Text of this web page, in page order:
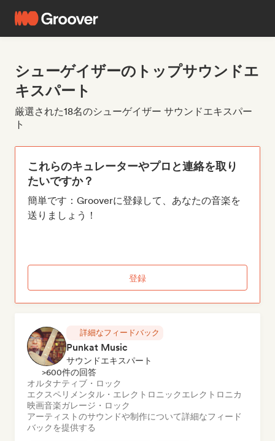
シューゲイザーのトップサウンドエ
キスパート
厳選された18名のシューゲイザー サウンドエキスパー
ト
これらのキュレーターやプロと連絡を取り
たいですか？
簡単です：Grooverに登録して、あなたの音楽を
送りましょう！
登録
詳細なフィードバック
Punkat Music
サウンドエキスパート
>600件の回答
オルタナティブ・ロック
エクスペリメンタル・エレクトロニックエレクトロニカ
映画音楽ガレージ・ロック
アーティストのサウンドや制作について詳細なフィード
バックを提供する